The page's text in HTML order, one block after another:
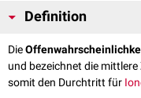
Definition
Die
und bezeichnet die mittlere
somit den Durchtritt für